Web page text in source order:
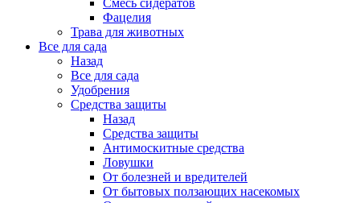
Смесь сидератов
Фацелия
Трава для животных
Все для сада
Назад
Все для сада
Удобрения
Средства защиты
Назад
Средства защиты
Антимоскитные средства
Ловушки
От болезней и вредителей
От бытовых ползающих насекомых